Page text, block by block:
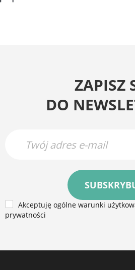
ZAPISZ
DO
Akceptuję ogólne warunki
prywatności